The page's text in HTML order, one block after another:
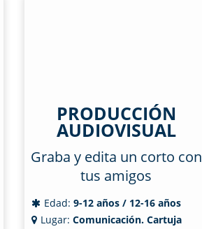
PRODUCCIÓN
AUDIOVISUAL
Graba y edita un corto con
tus amigos
Edad: 9-12 años / 12-16 años
Lugar: Comunicación. Cartuja